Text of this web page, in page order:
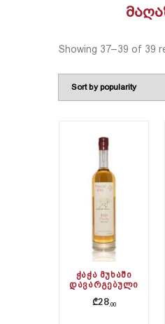
Showing 37–39 of 39
ᲭᲐᲭᲐ ᲛᲣᲮᲐᲨᲘ
ᲓᲐᲕᲐᲠᲒᲔᲑᲣᲚᲘ
₾28 00